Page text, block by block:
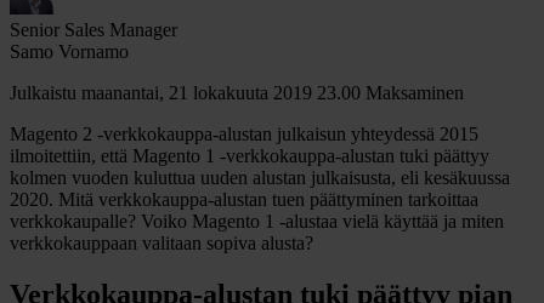
Senior Sales Manager
Samo Vornamo
Julkaistu maanantai, 21 lokakuuta 2019 23.00 Maksaminen
Magento 2 -verkkokauppa-alustan julkaisun yhteydessä 2015
ilmoitettiin, että Magento 1 -verkkokauppa-alustan tuki päättyy
kolmen vuoden kuluttua uuden alustan julkaisusta, eli kesäkuussa
2020. Mitä verkkokauppa-alustan tuen päättyminen tarkoittaa
verkkokaupalle? Voiko Magento 1 -alustaa vielä käyttää ja miten
verkkokauppaan valitaan sopiva alusta?
Verkkokauppa-alustan tuki päättyy pian